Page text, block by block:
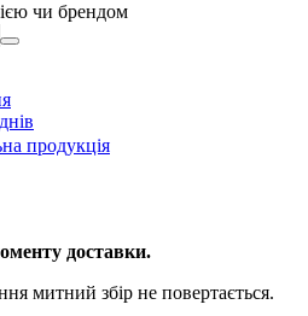
чи брендом
продукція
доставки.
митний збір не повертається.